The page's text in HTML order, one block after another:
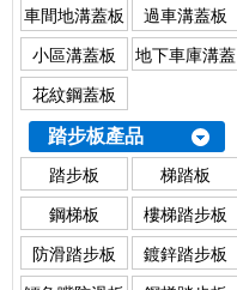
車間地溝蓋板
過車溝蓋板
小區溝蓋板
地下車庫溝蓋
花紋鋼蓋板
踏步板產品
踏步板
梯踏板
鋼梯板
樓梯踏步板
防滑踏步板
鍍鋅踏步板